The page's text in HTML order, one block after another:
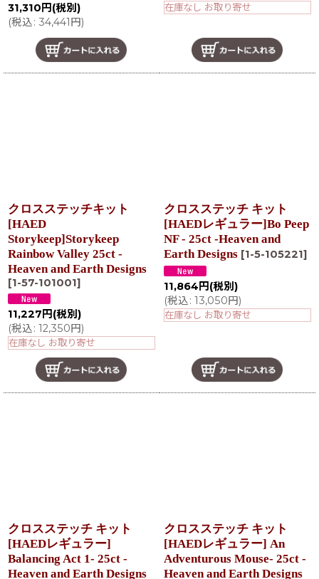
31,310 円 (税別)
(税込: 34,441円)
在庫なし お取り寄せ
クロスステッチキット
[HAED
Storykeep]Storykeep
Rainbow Valley 25ct -
Heaven and Earth Designs
[1-57-101001]
11,227 円 (税別)
(税込: 12,350円)
在庫なし お取り寄せ
クロスステッチ キット
[HAEDレギュラー]Bo Peep
NF - 25ct -Heaven and
Earth Designs [1-5-105221]
11,864 円 (税別)
(税込: 13,050円)
在庫なし お取り寄せ
クロスステッチ キット
[HAEDレギュラー]
Balancing Act 1- 25ct -
Heaven and Earth Designs
クロスステッチ キット
[HAEDレギュラー] An
Adventurous Mouse- 25ct -
Heaven and Earth Designs